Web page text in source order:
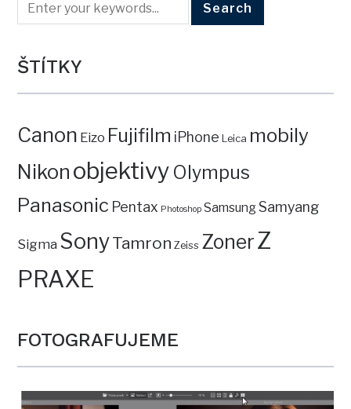
ŠTÍTKY
Canon Eizo Fujifilm iPhone Leica mobily
Nikon objektivy Olympus
Panasonic Pentax Photoshop SamsungSamyang
Sigma SonyTamron Zeiss ZonerZ
PRAXE
FOTOGRAFUJEME